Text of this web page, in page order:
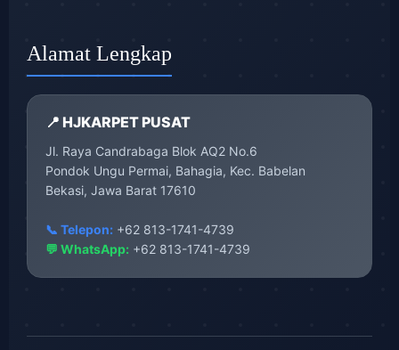
Alamat Lengkap
📍 HJKARPET PUSAT
Jl. Raya Candrabaga Blok AQ2 No.6
Pondok Ungu Permai, Bahagia, Kec. Babelan
Bekasi, Jawa Barat 17610
📞 Telepon: +62 813-1741-4739
💬 WhatsApp: +62 813-1741-4739